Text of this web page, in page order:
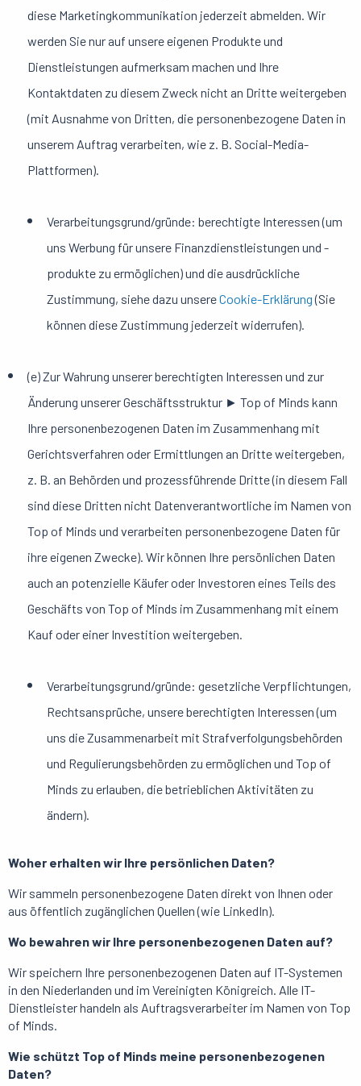
diese Marketingkommunikation jederzeit abmelden. Wir
werden Sie nur auf unsere eigenen Produkte und
Dienstleistungen aufmerksam machen und Ihre
Kontaktdaten zu diesem Zweck nicht an Dritte weitergeben
(mit Ausnahme von Dritten, die personenbezogene Daten in
unserem Auftrag verarbeiten, wie z. B. Social-Media-
Plattformen).
Verarbeitungsgrund/gründe: berechtigte Interessen (um
uns Werbung für unsere Finanzdienstleistungen und -
produkte zu ermöglichen) und die ausdrückliche
Zustimmung, siehe dazu unsereCookie-Erklärung(Sie
können diese Zustimmung jederzeit widerrufen).
(e) Zur Wahrung unserer berechtigten Interessen und zur
Änderung unserer Geschäftsstruktur ► Top of Minds kann
Ihre personenbezogenen Daten im Zusammenhang mit
Gerichtsverfahren oder Ermittlungen an Dritte weitergeben,
z. B. an Behörden und prozessführende Dritte (in diesem Fall
sind diese Dritten nicht Datenverantwortliche im Namen von
Top of Minds und verarbeiten personenbezogene Daten für
ihre eigenen Zwecke). Wir können Ihre persönlichen Daten
auch an potenzielle Käufer oder Investoren eines Teils des
Geschäfts von Top of Minds im Zusammenhang mit einem
Kauf oder einer Investition weitergeben.
Verarbeitungsgrund/gründe: gesetzliche Verpflichtungen,
Rechtsansprüche, unsere berechtigten Interessen (um
uns die Zusammenarbeit mit Strafverfolgungsbehörden
und Regulierungsbehörden zu ermöglichen und Top of
Minds zu erlauben, die betrieblichen Aktivitäten zu
ändern).
Woher erhalten wir Ihre persönlichen Daten?
Wir sammeln personenbezogene Daten direkt von Ihnen oder
aus öffentlich zugänglichen Quellen (wie LinkedIn).
Wo bewahren wir Ihre personenbezogenen Daten auf?
Wir speichern Ihre personenbezogenen Daten auf IT-Systemen
in den Niederlanden und im Vereinigten Königreich. Alle IT-
Dienstleister handeln als Auftragsverarbeiter im Namen von Top
of Minds.
Wie schützt Top of Minds meine personenbezogenen
Daten?